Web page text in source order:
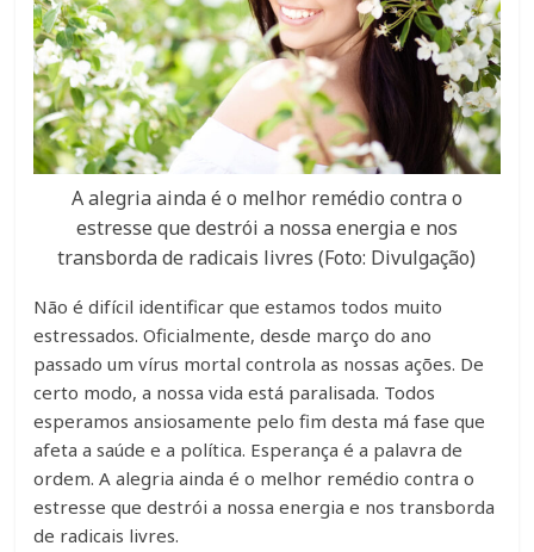
A alegria ainda é o melhor remédio contra o
estresse que destrói a nossa energia e nos
transborda de radicais livres (Foto: Divulgação)
Não é difícil identificar que estamos todos muito
estressados. Oficialmente, desde março do ano
passado um vírus mortal controla as nossas ações. De
certo modo, a nossa vida está paralisada. Todos
esperamos ansiosamente pelo fim desta má fase que
afeta a saúde e a política. Esperança é a palavra de
ordem. A alegria ainda é o melhor remédio contra o
estresse que destrói a nossa energia e nos transborda
de radicais livres.